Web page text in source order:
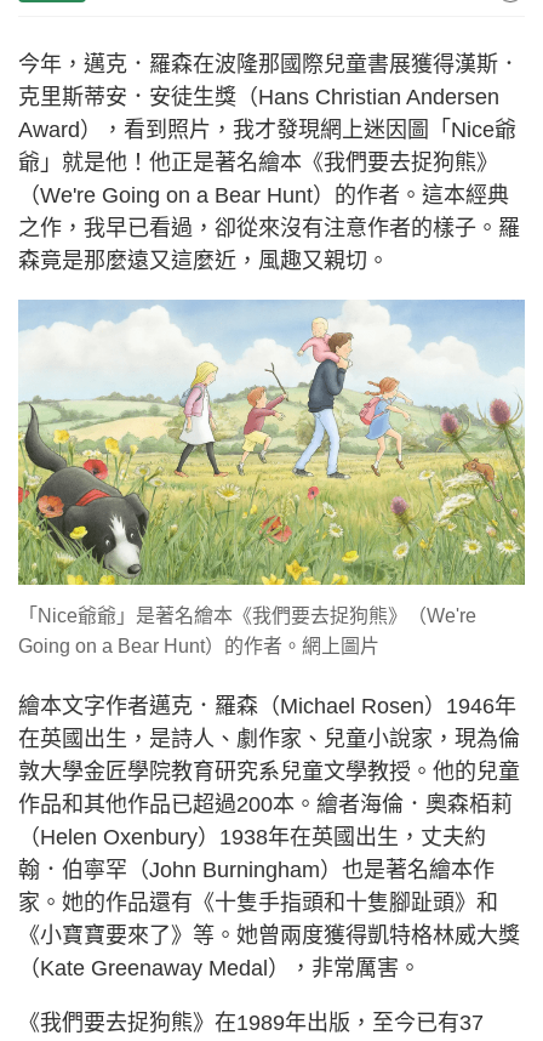
今年，邁克．羅森在波隆那國際兒童書展獲得漢斯．
克里斯蒂安．安徒生獎（Hans Christian Andersen
Award），看到照片，我才發現網上迷因圖「Nice爺
爺」就是他！他正是著名繪本《我們要去捉狗熊》
（We're Going on a Bear Hunt）的作者。這本經典
之作，我早已看過，卻從來沒有注意作者的樣子。羅
森竟是那麼遠又這麼近，風趣又親切。
「Nice爺爺」是著名繪本《我們要去捉狗熊》（We're
Going on a Bear Hunt）的作者。網上圖片
繪本文字作者邁克．羅森（Michael Rosen）1946年
在英國出生，是詩人、劇作家、兒童小說家，現為倫
敦大學金匠學院教育研究系兒童文學教授。他的兒童
作品和其他作品已超過200本。繪者海倫．奧森栢莉
（Helen Oxenbury）1938年在英國出生，丈夫約
翰．伯寧罕（John Burningham）也是著名繪本作
家。她的作品還有《十隻手指頭和十隻腳趾頭》和
《小寶寶要來了》等。她曾兩度獲得凱特格林威大獎
（Kate Greenaway Medal），非常厲害。
《我們要去捉狗熊》在1989年出版，至今已有37